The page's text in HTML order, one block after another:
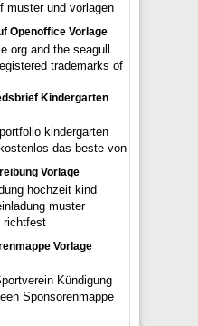
muster und vorlagen
Openoffice Vorlage
and the seagull
trademarks of
Kindergarten
kindergarten
das beste von
Vorlage
hochzeit kind
muster
richtfest
Vorlage
Kündigung
Sponsorenmappe